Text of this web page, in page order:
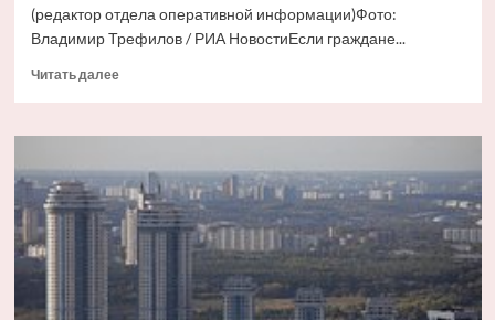
(редактор отдела оперативной информации)Фото:
Владимир Трефилов / РИА НовостиЕсли граждане...
Читать далееПрочитать
Россиянам
о
возможности
стать
собственником
бесхозного
дома